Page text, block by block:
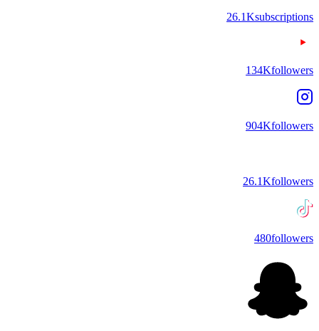
26.1Ksubscriptions
134Kfollowers
904Kfollowers
26.1Kfollowers
480followers